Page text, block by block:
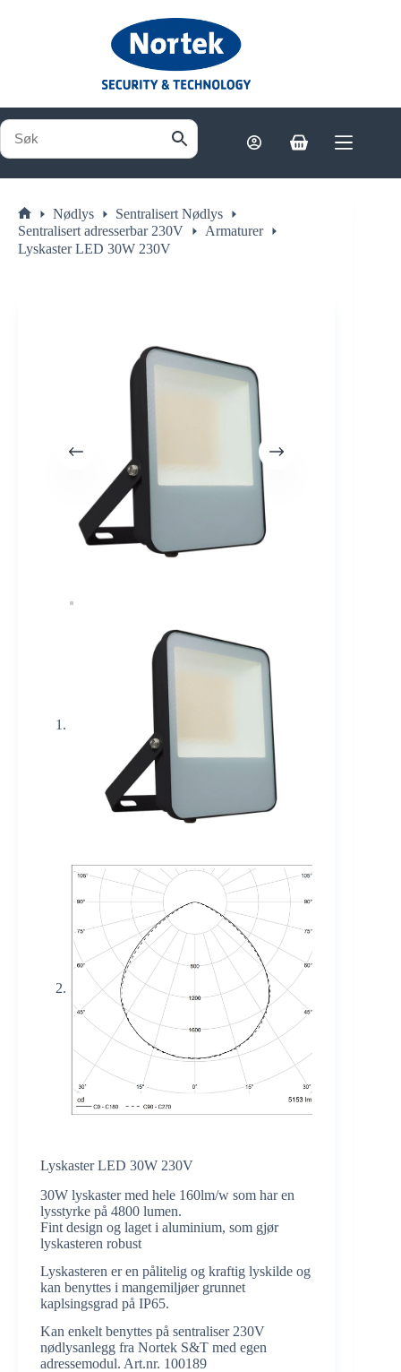
Handlekurv
Hjem
Nødlys
Sentralisert Nødlys
Sentralisert adresserbar 230V
Armaturer
Lyskaster LED 30W 230V
Lyskaster LED 30W 230V
30W lyskaster med hele 160lm/w som har en
lysstyrke på 4800 lumen.
Fint design og laget i aluminium, som gjør
lyskasteren robust
Lyskasteren er en pålitelig og kraftig lyskilde og
kan benyttes i mangemiljøer grunnet
kaplsingsgrad på IP65.
Kan enkelt benyttes på sentraliser 230V
nødlysanlegg fra Nortek S&T med egen
adressemodul. Art.nr. 100189